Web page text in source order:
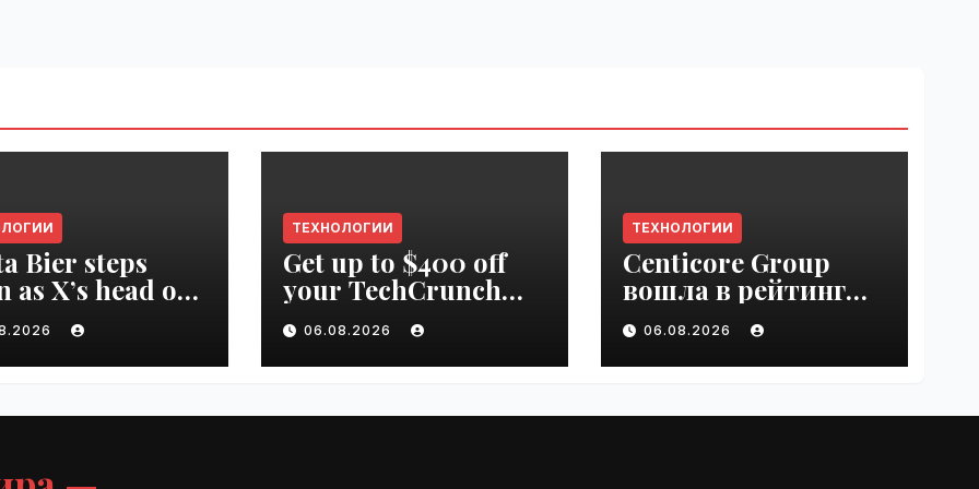
Bier steps
as X’s head of
| VseTime.ru
ТЕХНОЛОГИИ
Get up to $400 off
your TechCrunch
Disrupt 2026 pass
until Friday |
VseTime.ru
06.08.2026
ТЕХНОЛОГИИ
Centicore Group
вошла в рейтинг
«CNews500:
Крупнейшие ИТ-
компании России» |
06.08.2026